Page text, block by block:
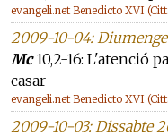
evangeli.net Benedicto XVI
2009-10-04:
Mc10,2-16: L'atenció
casar
evangeli.net Benedicto XVI
2009-10-03: Dissabte